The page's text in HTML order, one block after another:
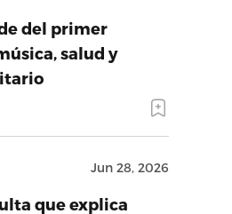
del primer
salud y
Jun 28, 2026
que explica